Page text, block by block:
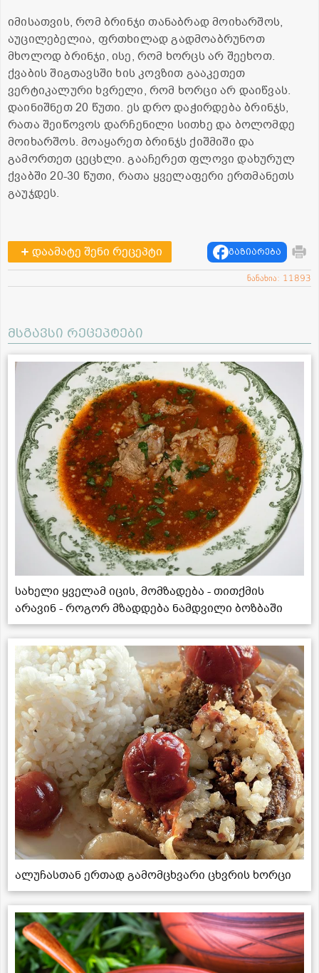
იმისათვის, რომ ბრინჯი თანაბრად მოიხარშოს,
აუცილებელია, ფრთხილად გადმოაბრუნოთ
მხოლოდ ბრინჯი, ისე, რომ ხორცს არ შეეხოთ.
ქვაბის შიგთავსში ხის კოვზით გააკეთეთ
ვერტიკალური ხვრელი, რომ ხორცი არ დაიწვას.
დაინიშნეთ 20 წუთი. ეს დრო დაჭირდება ბრინჯს,
რათა შეიწოვოს დარჩენილი სითხე და ბოლომდე
მოიხარშოს. მოაყარეთ ბრინჯს ქიშმიში და
გამორთეთ ცეცხლი. გააჩერეთ ფლოვი დახურულ
ქვაბში 20-30 წუთი, რათა ყველაფერი ერთმანეთს
გაუჯდეს.
დაამატე შენი რეცეპტი გაზიარება
ნანახია: 11893
მსგავსი რეცეპტები
სახელი ყველამ იცის, მომზადება - თითქმის
არავინ - როგორ მზადდება ნამდვილი ბოზბაში
ალუჩასთან ერთად გამომცხვარი ცხვრის ხორცი